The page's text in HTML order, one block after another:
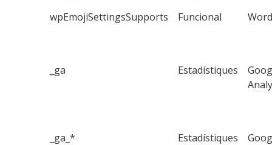
wpEmojiSettingsSupports
Funcional
_ga Estadístiques
_ga_* Estadístiques